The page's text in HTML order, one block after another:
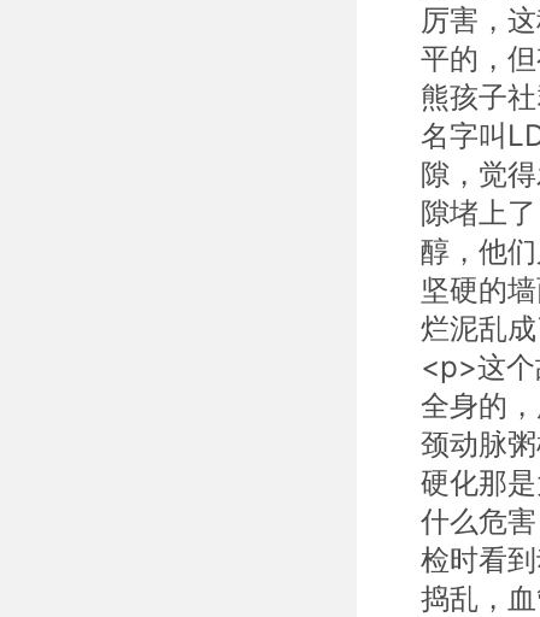
厉害，
平的，
熊孩子
名字叫
隙，觉
隙堵上
醇，他
坚硬的
烂泥乱
<p>这
全身的
颈动脉
硬化那
什么危
检时看
捣乱，